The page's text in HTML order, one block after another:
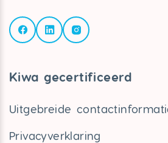
Kiwa gecertificeerd
Uitgebreide
Privacyverklaring